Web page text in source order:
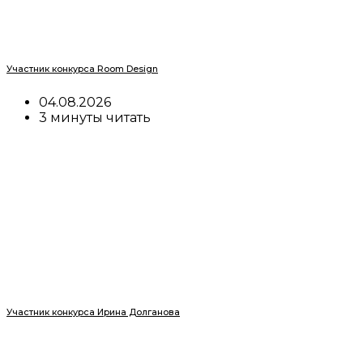
Участник конкурса Room Design
04.08.2026
3 минуты читать
Участник конкурса Ирина Долганова